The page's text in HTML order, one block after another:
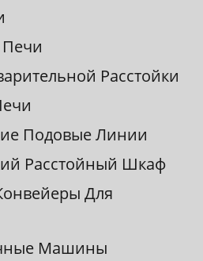
Pасстойки
Подовые Линии
Pасстойный Шкаф
Для
Машины